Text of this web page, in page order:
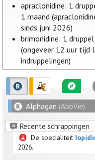
apraclonidine: 1
1 maand
sinds juni 2026)
brimonidine: 1
(ongeveer 12 uur tijd
indruppelingen)
Alphagan (AbbVie)
Recente schrappingen
De specialiteit
2026.